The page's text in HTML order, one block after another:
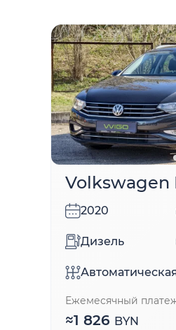
Volkswagen
2020
Дизель
Ежемесячный
≈1 826 BYN